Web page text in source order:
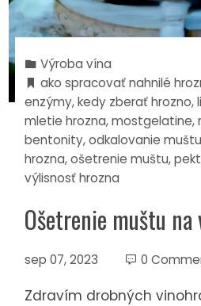
Výroba vína
ako spracovať nahnilé
enzýmy,kedy zberať hrozno,
mletie hrozna,mostgelatine,
bentonity,odkalovanie
hrozna,ošetrenie muštu,
výlisnosť hrozna
Ošetrenie muštu
sep 07, 2023 0
Zdravím drobných